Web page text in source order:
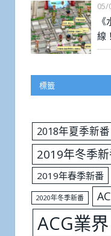
05/
線
標籤
2018年夏季新番
2019年冬季
2019年春季新番
2020年冬季新番
ACG業界